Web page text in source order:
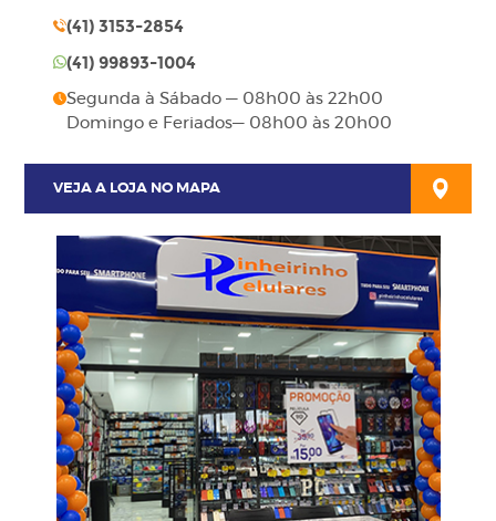
(41)3153-2854
(41)99893-1004
Segunda à Sábado — 08h00 às 22h00
Domingo e Feriados— 08h00 às 20h00
VEJA A LOJA NO MAPA